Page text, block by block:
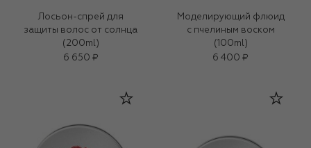
Лосьон-спрей для
защиты волос от солнца
(200ml)
6 650 ₽
Моделирующий флюид
с пчелиным воском
(100ml)
6 400 ₽